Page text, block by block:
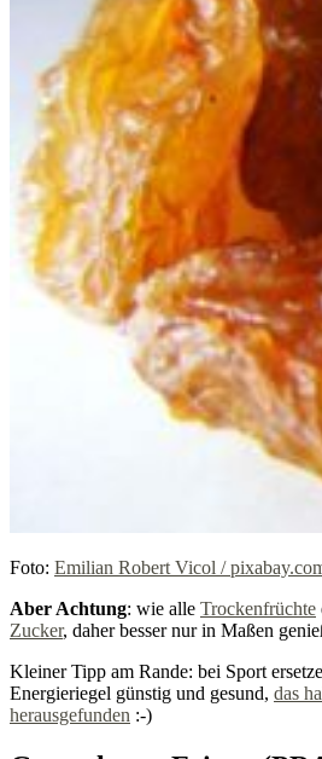
Foto: Emilian Robert Vicol /
Aber Achtung: wie alle Trockenfrüchte
Zucker, daher besser nur in Maßen
Kleiner Tipp am Rande: bei Sport
Energieriegel günstig und gesund, das
herausgefunden :-)